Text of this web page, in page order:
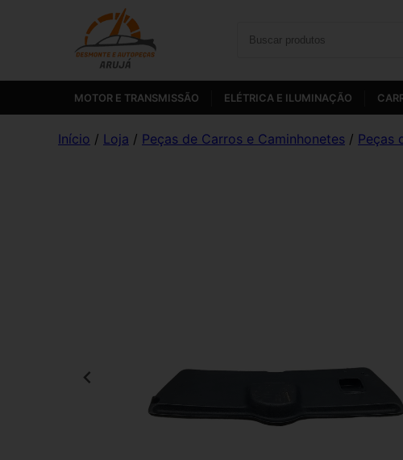
MOTOR E TRANSMISSÃO ELÉTRICA E ILUMINAÇÃO
Início / Loja / Peças de Carros e Caminhonetes / Peças